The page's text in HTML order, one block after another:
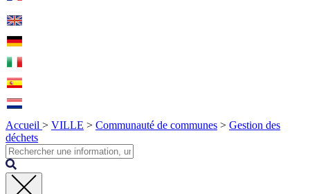
Accueil > VILLE > Communauté de communes > Gestion des
déchets